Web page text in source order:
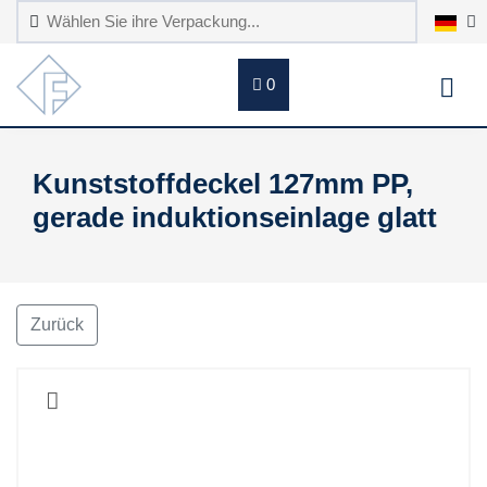
0
Kunststoffdeckel 127mm PP,
gerade induktionseinlage glatt
Zurück